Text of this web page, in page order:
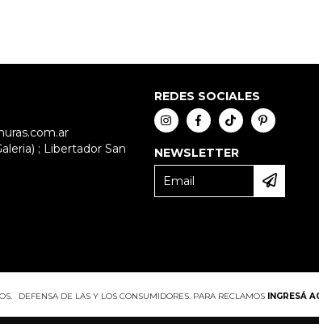
; Libertador San
REDES SOCIALES
NEWSLETTER
DEFENSA DE LAS Y LOS CONSUMIDORES. PARA RECLAMOS INGRESÁ